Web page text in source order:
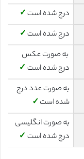
درج شده است ✓
درج شده است ✓
به صورت عکس
درج شده است ✓
به صورت عدد درج
شده است ✓
به صورت انگلیسی
درج شده است ✓